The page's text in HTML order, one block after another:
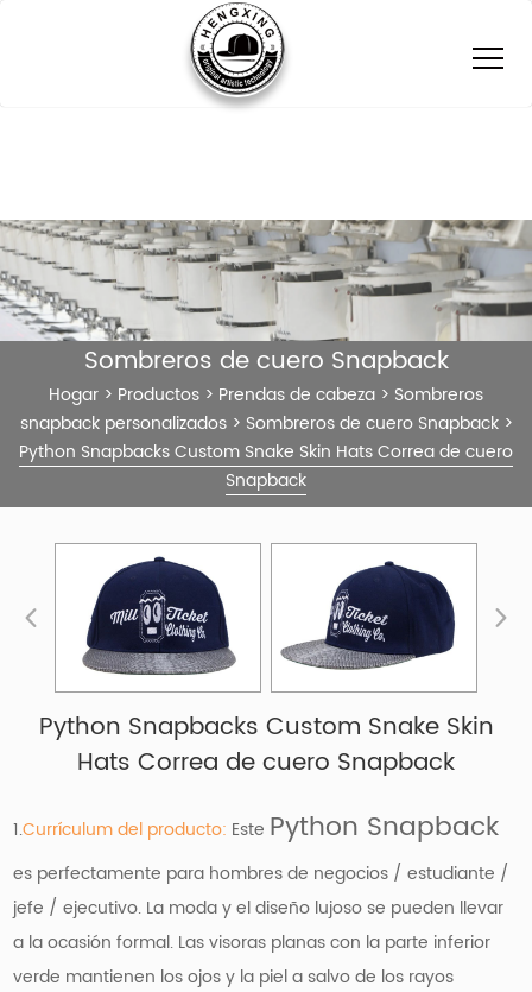
Sombreros de cuero Snapback
Hogar > Productos > Prendas de cabeza > Sombreros
snapback personalizados> Sombreros de cuero Snapback>
Python Snapbacks Custom Snake Skin Hats Correa de cuero
Snapback
Python Snapbacks Custom Snake Skin
Hats Correa de cuero Snapback
1.Currículum del producto: Este Python Snapback
es perfectamente para hombres de negocios / estudiante /
jefe / ejecutivo. La moda y el diseño lujoso se pueden llevar
a la ocasión formal. Las visoras planas con la parte inferior
verde mantienen los ojos y la piel a salvo de los rayos